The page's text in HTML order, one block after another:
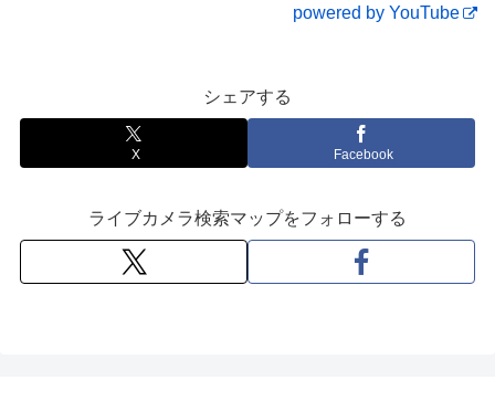
powered by YouTube
シェアする
X Facebook
ライブカメラ検索マップをフォローする